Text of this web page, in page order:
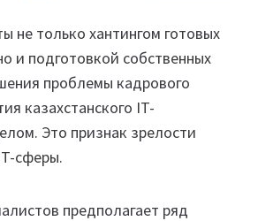
не только хантингом готовых
и подготовкой собственных
проблемы кадрового
казахстанского IT-
Это признак зрелости
сферы.
предполагает ряд